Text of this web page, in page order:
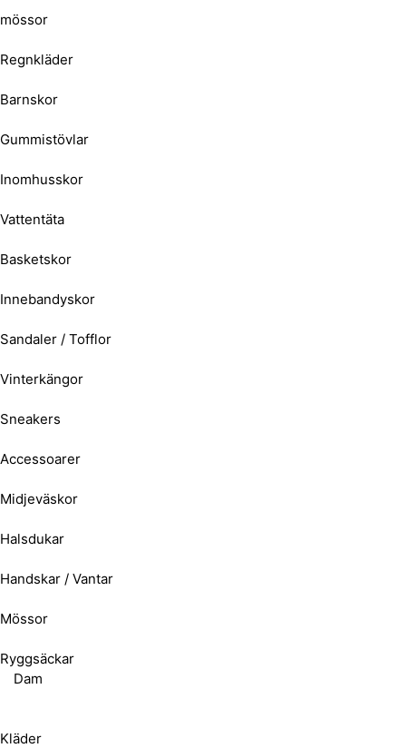
mössor
Regnkläder
Barnskor
Gummistövlar
Inomhusskor
Vattentäta
Basketskor
Innebandyskor
Sandaler / Tofflor
Vinterkängor
Sneakers
Accessoarer
Midjeväskor
Halsdukar
Handskar / Vantar
Mössor
Ryggsäckar
Dam
Kläder